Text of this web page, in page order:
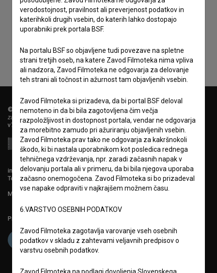
Sprejemam splošne pogojein dajemsoglasje
zbiranje, hrambo in obdelavo osebnih podatkov.
© 2018-2026, Filmoteka,
zavod za širjenje filmske kulture
v7.151.0
info@filmoteka.si
Tehnična pomoč: podpora@bsf.si
Mednarodna številka ISSN 2670-787X
Projekt sofinancira:
verodostojnost, pravilnost ali preverjenost podatkov in
katerihkoli drugih vsebin, do katerih lahko dostopajo
uporabniki prek portala BSF.
Na portalu BSF so objavljene tudi povezave na spletne
strani tretjih oseb, na katere Zavod Filmoteka nima vpliva
ali nadzora, Zavod Filmoteka ne odgovarja za delovanje
teh strani ali točnost in ažurnost tam objavljenih vsebin.
Zavod Filmoteka si prizadeva, da bi portal BSF deloval
nemoteno in da bi bila zagotovljena čim večja
razpoložljivost in dostopnost portala, vendar ne odgovarja
za morebitno zamudo pri ažuriranju objavljenih vsebin.
Zavod Filmoteka prav tako ne odgovarja za kakršnokoli
škodo, ki bi nastala uporabnikom kot posledica rednega
tehničnega vzdrževanja, npr. zaradi začasnih napak v
delovanju portala ali v primeru, da bi bila njegova uporaba
začasno onemogočena. Zavod Filmoteka si bo prizadeval
vse napake odpraviti v najkrajšem možnem času.
6.VARSTVO OSEBNIH PODATKOV
Zavod Filmoteka zagotavlja varovanje vseh osebnih
podatkov v skladu z zahtevami veljavnih predpisov o
varstvu osebnih podatkov.